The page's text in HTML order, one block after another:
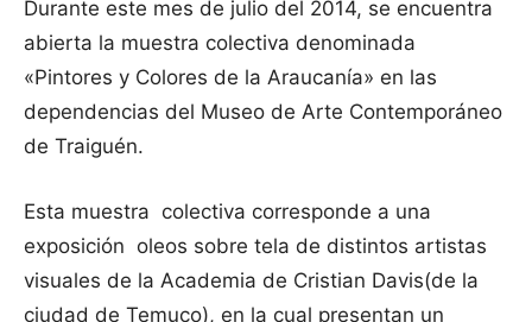
Durante este mes de julio del 2014, se encuentra
abierta la muestra colectiva denominada
«Pintores y Colores de la Araucanía» en las
dependencias del Museo de Arte Contemporáneo
de Traiguén.
Esta muestra colectiva corresponde a una
exposición oleos sobre tela de distintos artistas
visuales de la Academia de Cristian Davis(de la
ciudad de Temuco), en la cual presentan un